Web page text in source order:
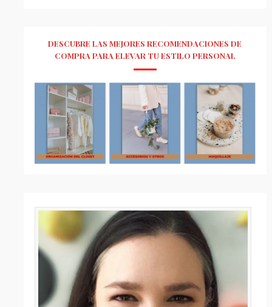
DESCUBRE LAS MEJORES RECOMENDACIONES DE
COMPRA PARA ELEVAR TU ESTILO PERSONAL